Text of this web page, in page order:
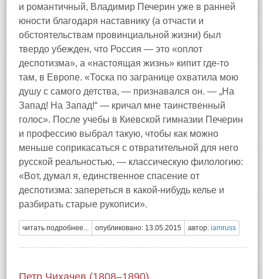
и романтичный, Владимир Печерин уже в ранней
юности благодаря наставнику (а отчасти и
обстоятельствам провинциальной жизни) был
твердо убежден, что Россия — это «оплот
деспотизма», а «настоящая жизнь» кипит где-то
там, в Европе. «Тоска по загранице охватила мою
душу с самого детства, — признавался он. — „На
Запад! На Запад!“ — кричал мне таинственный
голос». После учебы в Киевской гимназии Печерин
и профессию выбрал такую, чтобы как можно
меньше соприкасаться с отвратительной для него
русской реальностью, — классическую филологию:
«Вот, думал я, единственное спасение от
деспотизма: запереться в какой-нибудь келье и
разбирать старые рукописи».
читать подробнее... опубликовано: 13.05.2015 автор: iamruss
Петр Чихачев (1808–1890)